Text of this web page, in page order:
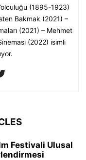
(1895-1923)
Bakmak (2021) –
(2021) – Mehmet
(2022) isimli
Festivali Ulusal